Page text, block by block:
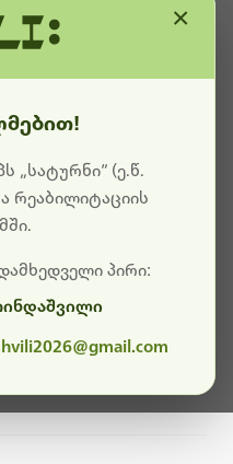
ამჟამად
და ტექნიკური
იქნება. გმადლობთ
„სატურნი“ (ე.წ.
რეაბილიტაციის
პირი:
×